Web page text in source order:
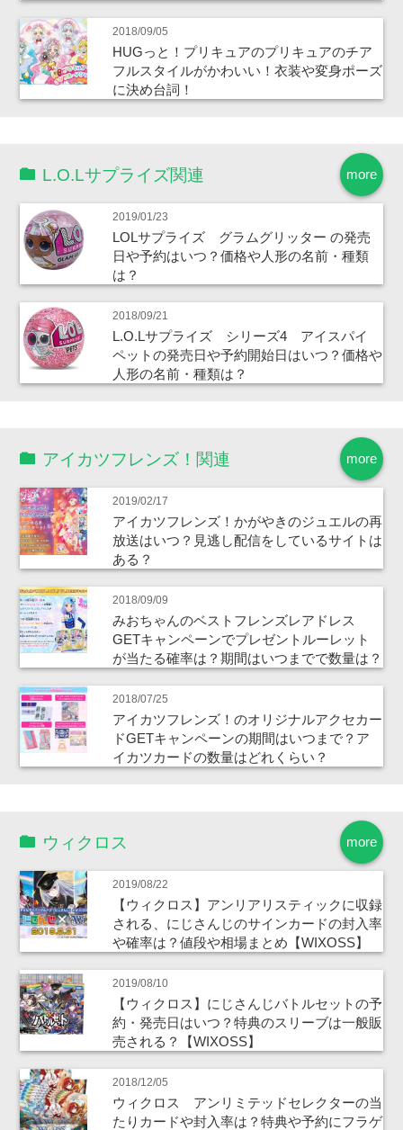
2018/09/05
HUGっと！プリキュアのプリキュアのチア
フルスタイルがかわいい！衣装や変身ポーズ
に決め台詞！
more
L.O.Lサプライズ関連
2019/01/23
LOLサプライズ グラムグリッター の発売
日や予約はいつ？価格や人形の名前・種類
は？
2018/09/21
L.O.Lサプライズ シリーズ4 アイスパイ
ペットの発売日や予約開始日はいつ？価格や
人形の名前・種類は？
more
アイカツフレンズ！関連
2019/02/17
アイカツフレンズ！かがやきのジュエルの再
放送はいつ？見逃し配信をしているサイトは
ある？
2018/09/09
みおちゃんのベストフレンズレアドレス
GETキャンペーンでプレゼントルーレット
が当たる確率は？期間はいつまでで数量は？
2018/07/25
アイカツフレンズ！のオリジナルアクセカー
ドGETキャンペーンの期間はいつまで？ア
イカツカードの数量はどれくらい？
more
ウィクロス
2019/08/22
【ウィクロス】アンリアリスティックに収録
される、にじさんじのサインカードの封入率
や確率は？値段や相場まとめ【WIXOSS】
2019/08/10
【ウィクロス】にじさんじバトルセットの予
約・発売日はいつ？特典のスリーブは一般販
売される？【WIXOSS】
2018/12/05
ウィクロス アンリミテッドセレクターの当
たりカードや封入率は？特典や予約にフラゲ